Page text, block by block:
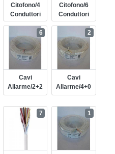
Citofono/4
Conduttori
Citofono/6
Conduttori
Cavi
Allarme/2+2
6
Cavi
Allarme/4+0
2
7 1